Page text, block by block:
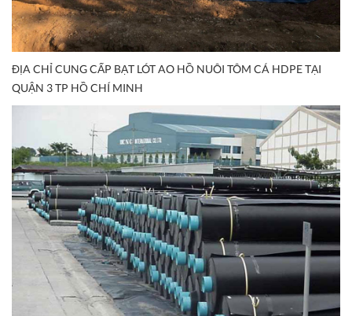
ĐỊA CHỈ CUNG CẤP BẠT LÓT AO HỒ NUÔI TÔM CÁ HDPE TẠI
QUẬN 3 TP HỒ CHÍ MINH